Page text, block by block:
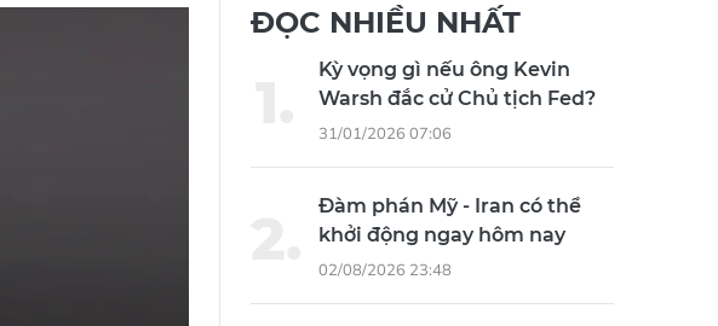
ĐỌC NHIỀU NHẤT
Kỳ vọng gì nếu ông Kevin
Warsh đắc cử Chủ tịch Fed?
31/01/2026 07:06
Đàm phán Mỹ - Iran có thể
khởi động ngay hôm nay
02/08/2026 23:48